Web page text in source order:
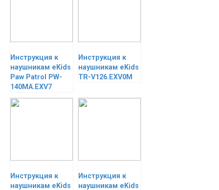
Инструкция к
наушникам eKids
Paw Patrol PW-
140MA.EXV7
Инструкция к
наушникам eKids
TR-V126.EXV0M
Инструкция к
наушникам eKids
Инструкция к
наушникам eKids